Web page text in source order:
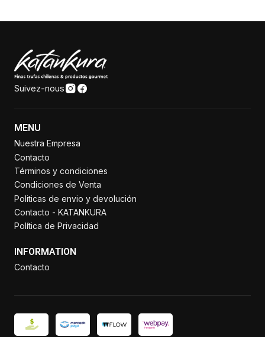
Suivez-nous
MENU
Nuestra Empresa
Contacto
Términos y condiciones
Condiciones de Venta
Politicas de envio y devolución
Contacto - KATANKURA
Política de Privacidad
INFORMATION
Contacto